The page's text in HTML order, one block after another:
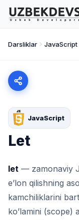
Darsliklar JavaScript
JavaScript
Let
let — zamonaviy
e’lon qilishning
kamchiliklarini
ko’lamini (scope)